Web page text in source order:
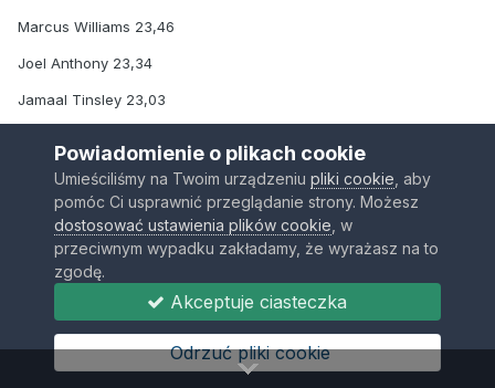
Marcus Williams 23,46
Joel Anthony 23,34
Jamaal Tinsley 23,03
Marquis Daniels 22,47
Maurice Evans 22,29
Chris Hunter 22,12
D,J, White 21,75
Aaron Gray 21,72
Wayne Ellington 21,63
Powiadomienie o plikach cookie
Umieściliśmy na Twoim urządzeniu pliki cookie , aby
pomóc Ci usprawnić przeglądanie strony. Możesz
dostosować ustawienia plików cookie , w
przeciwnym wypadku zakładamy, że wyrażasz na to
zgodę.
Akceptuje ciasteczka
Odrzuć pliki cookie